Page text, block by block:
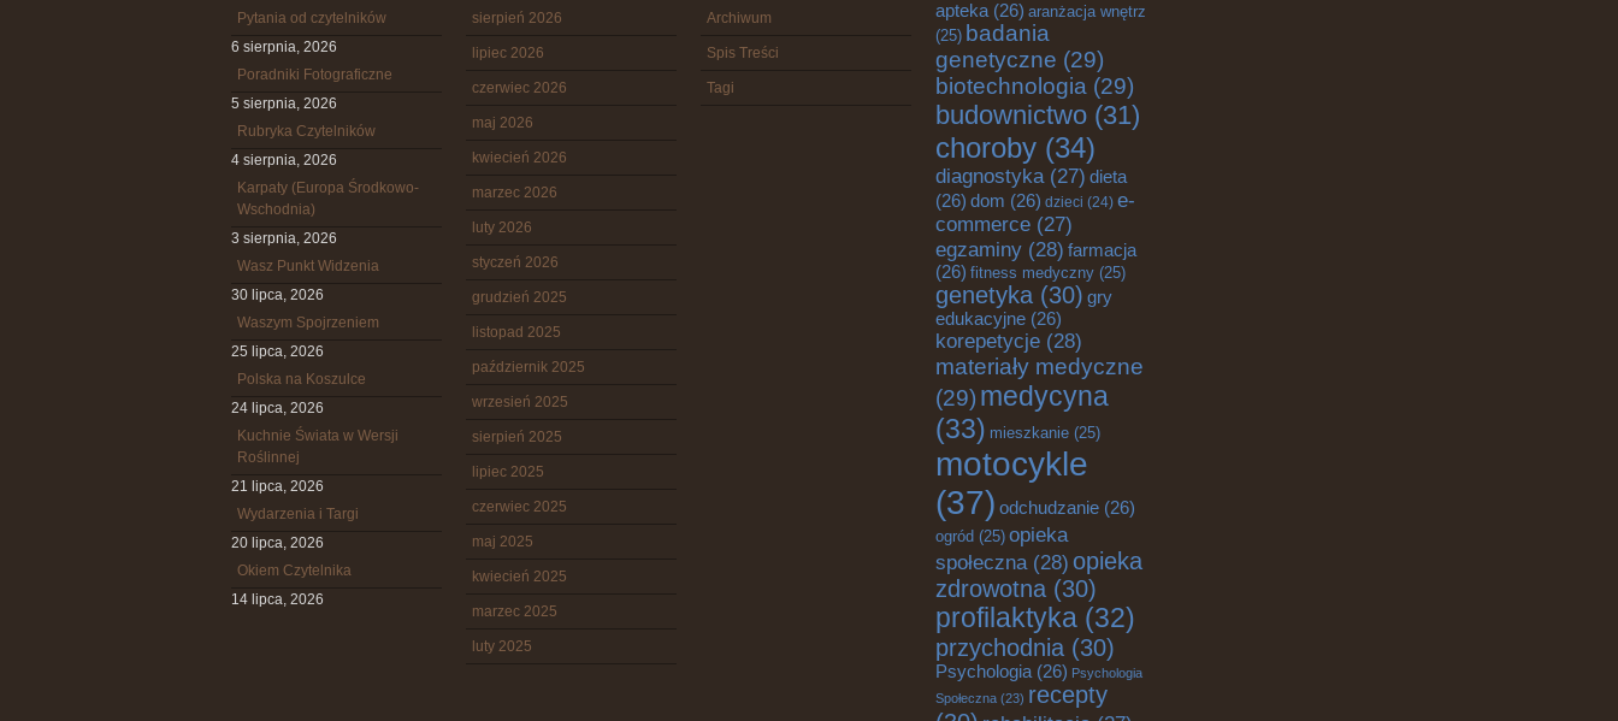
Pytania od czytelników
6 sierpnia, 2026
Poradniki Fotograficzne
5 sierpnia, 2026
Rubryka Czytelników
4 sierpnia, 2026
Karpaty (Europa Środkowo-
Wschodnia)
3 sierpnia, 2026
Wasz Punkt Widzenia
30 lipca, 2026
Waszym Spojrzeniem
25 lipca, 2026
Polska na Koszulce
24 lipca, 2026
Kuchnie Świata w Wersji
Roślinnej
21 lipca, 2026
Wydarzenia i Targi
20 lipca, 2026
Okiem Czytelnika
14 lipca, 2026
sierpień 2026
lipiec 2026
czerwiec 2026
maj 2026
kwiecień 2026
marzec 2026
luty 2026
styczeń 2026
grudzień 2025
listopad 2025
październik 2025
wrzesień 2025
sierpień 2025
lipiec 2025
czerwiec 2025
maj 2025
kwiecień 2025
marzec 2025
luty 2025
Archiwum
Spis Treści
Tagi
apteka (26) aranżacja wnętrz
(25) badania
genetyczne (29)
biotechnologia (29)
budownictwo (31)
choroby (34)
diagnostyka(27) dieta
(26) dom (26) dzieci (24) e-
commerce (27)
egzaminy (28) farmacja
(26) fitness medyczny (25)
genetyka (30) gry
edukacyjne (26)
korepetycje (28)
materiały medyczne
(29) medycyna
(33) mieszkanie (25)
motocykle
(37) odchudzanie (26)
ogród (25) opieka
społeczna(28) opieka
zdrowotna (30)
profilaktyka (32)
przychodnia (30)
Psychologia (26) Psychologia
Społeczna (23) recepty